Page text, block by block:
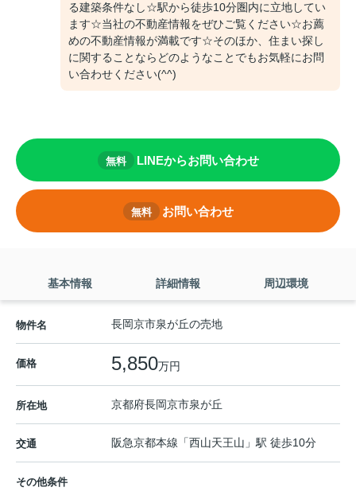
る建築条件なし☆駅から徒歩10分圏内に立地してい
ます☆当社の不動産情報をぜひご覧ください☆お薦
めの不動産情報が満載です☆そのほか、住まい探し
に関することならどのようなことでもお気軽にお問
い合わせください(^^)
無料 LINEからお問い合わせ
無料 お問い合わせ
基本情報 詳細情報 周辺環境
物件名 長岡京市泉が丘の売地
価格 5,850万円
所在地 京都府長岡京市泉が丘
交通 阪急京都本線 「西山天王山 」駅 徒歩10分
その他条件